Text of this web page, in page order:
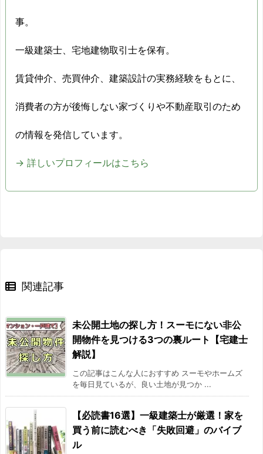
事。
一級建築士、宅地建物取引士を保有。
賃貸仲介、売買仲介、建築設計の実務経験をもとに、
消費者の方が後悔しない家づくりや不動産取引のため
の情報を発信しています。
→ 詳しいプロフィールはこちら
関連記事
未公開土地の探し方！スーモにない非公
開物件を見つける3つの裏ルート【宅建士
解説】
この記事はこんな人におすすめ スーモやホームズ
を毎日見ているが、良い土地が見つか ...
【必読書16選】一級建築士が厳選！家を
買う前に読むべき「失敗回避」のバイブ
ル